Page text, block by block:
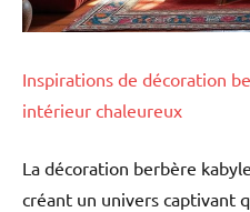
Inspirations de décoration
intérieur chaleureux
La décoration berbère
créant un univers captivant